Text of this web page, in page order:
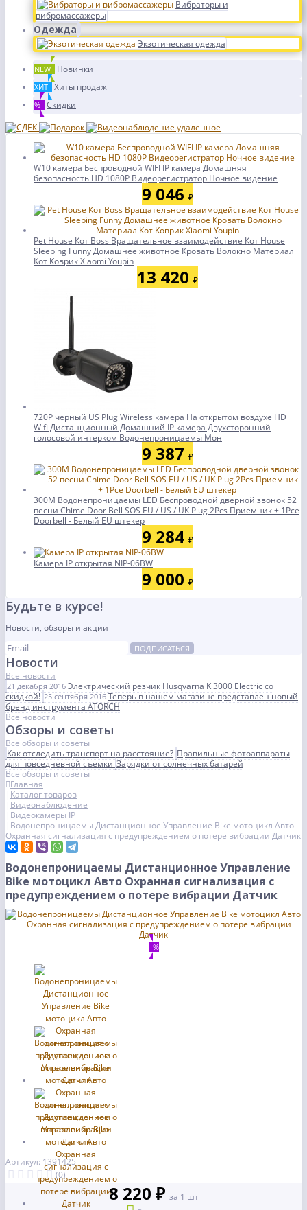
Вибраторы и
вибромассажеры
Одежда
Экзотическая одежда
NEW Новинки
ХИТ Хиты продаж
% Скидки
W10 камера Беспроводной WIFI IP камера Домашняя
безопасность HD 1080P Видеорегистратор Ночное видение
9 046 ₽
Pet House Кот Boss Вращательное взаимодействие Кот House
Sleeping Funny Домашнее животное Кровать Волокно Материал
Кот Коврик Xiaomi Youpin
13 420 ₽
720P черный US Plug Wireless камера На открытом воздухе HD
Wifi Дистанционный Домашний IP камера Двухсторонний
голосовой интерком Водонепроницаемы Мон
9 387 ₽
300M Водонепроницаемы LED Беспроводной дверной звонок 52
песни Chime Door Bell SOS EU / US / UK Plug 2Pcs Приемник + 1Pce
Doorbell - Белый EU штекер
9 284 ₽
Камера IP открытая NIP-06BW
9 000 ₽
Будьте в курсе!
Новости, обзоры и акции
ПОДПИСАТЬСЯ
Новости
Все новости
21 декабря 2016 Электрический резчик Husqvarna K 3000 Electric со
скидкой! 25 сентября 2016 Теперь в нашем магазине представлен новый
бренд инструмента ATORCH
Все новости
Обзоры и советы
Все обзоры и советы
Как отследить транспорт на расстояние? Правильные фотоаппараты
для повседневной съемкиЗарядки от солнечных батарей
Все обзоры и советы
Главная
Каталог товаров
Видеонаблюдение
Видеокамеры IP
Водонепроницаемы Дистанционное Управление Bike мотоцикл Авто
Охранная сигнализация с предупреждением о потере вибрации Датчик
Водонепроницаемы Дистанционное Управление
Bike мотоцикл Авто Охранная сигнализация с
предупреждением о потере вибрации Датчик
%
Артикул: 1391425
(0)
8 220 ₽ за 1 шт